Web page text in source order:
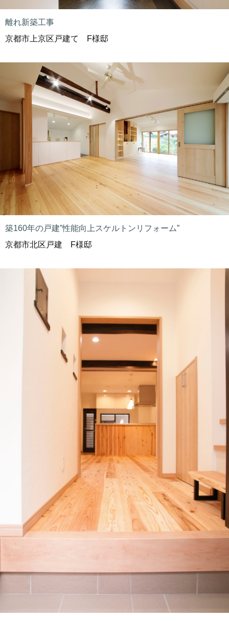
離れ新築工事
京都市上京区戸建て F様邸
築160年の戸建”性能向上スケルトンリフォーム”
京都市北区戸建 F様邸